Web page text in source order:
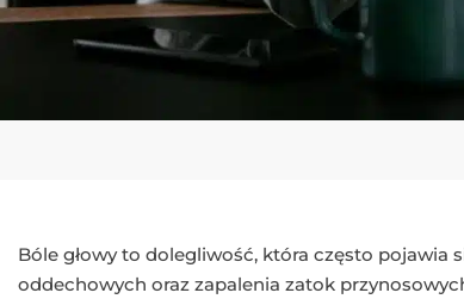
Bóle głowy to dolegliwość, która często pojawia
oddechowych oraz zapalenia zatok